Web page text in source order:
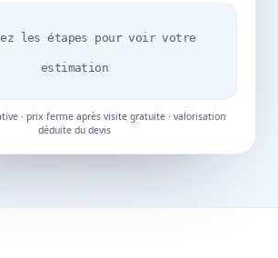
les étapes pour voir votre
estimation
· prix ferme après visite gratuite · valorisation
déduite du devis